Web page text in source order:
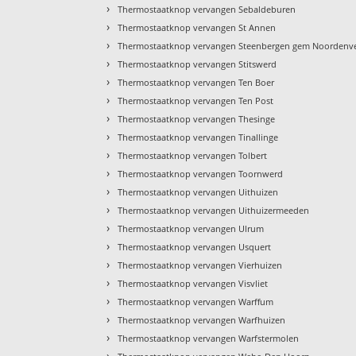
› Thermostaatknop vervangen Sebaldeburen
› Thermostaatknop vervangen St Annen
› Thermostaatknop vervangen Steenbergen gem
› Thermostaatknop vervangen Stitswerd
› Thermostaatknop vervangen Ten Boer
› Thermostaatknop vervangen Ten Post
› Thermostaatknop vervangen Thesinge
› Thermostaatknop vervangen Tinallinge
› Thermostaatknop vervangen Tolbert
› Thermostaatknop vervangen Toornwerd
› Thermostaatknop vervangen Uithuizen
› Thermostaatknop vervangen Uithuizermeeden
› Thermostaatknop vervangen Ulrum
› Thermostaatknop vervangen Usquert
› Thermostaatknop vervangen Vierhuizen
› Thermostaatknop vervangen Visvliet
› Thermostaatknop vervangen Warffum
› Thermostaatknop vervangen Warfhuizen
› Thermostaatknop vervangen Warfstermolen